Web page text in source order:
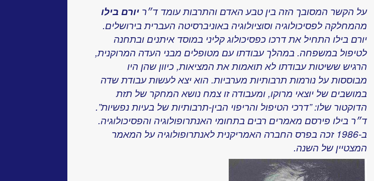
על הקשר המסובך הזה בין טבע האדם והתרבות עומד ד״ר יורם בילו
מהמחלקה לפסיכולוגיה וסוציולוגיה באוניברסיטה העברית בירושלים.
יורם בילו התחיל את דרכו כפסיכולוג קליני במוסד איתנים ובתחנה
לטיפול במשפחה. במהלך עבודתו עם מטופלים מבני העדה המרוקנית,
הרגיש ששיטות עבודתו לא תואמות את המציאות, כיוון שהן היו
מבוססות על נורמות תרבותיות מערביות. הוא יצא לעשות עבודת שדה
במושבים של יוצאי מרוקו, ומעבודה זו צמח נושא המחקר של תזת
הדוקטור שלו: ”דרכי הטיפול והריפוי הבין-תרבותיות של בעיות נפשיות”.
ד״ר בילו פירסם מאמרים רבים בתחומי האנתרופולוגיה והפסיכולוגיה.
ב-1986 זכה בפרס החברה האמריקנית לאנתרופולוגיה על המאמר
המצטיין של השנה.